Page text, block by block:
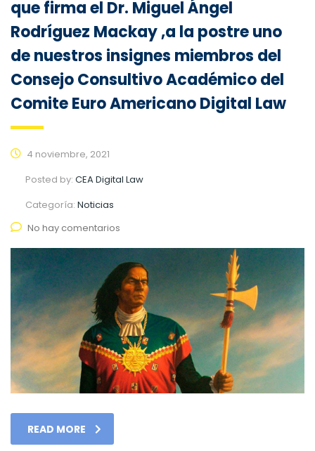
que firma el Dr. Miguel Ángel
Rodríguez Mackay ,a la postre uno
de nuestros insignes miembros del
Consejo Consultivo Académico del
Comite Euro Americano Digital Law
4 noviembre, 2021
Posted by: CEA Digital Law
Categoría: Noticias
No hay comentarios
READ MORE